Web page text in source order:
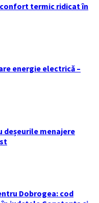
termic ridicat în
energie electrică –
deșeurile menajere
Dobrogea: cod